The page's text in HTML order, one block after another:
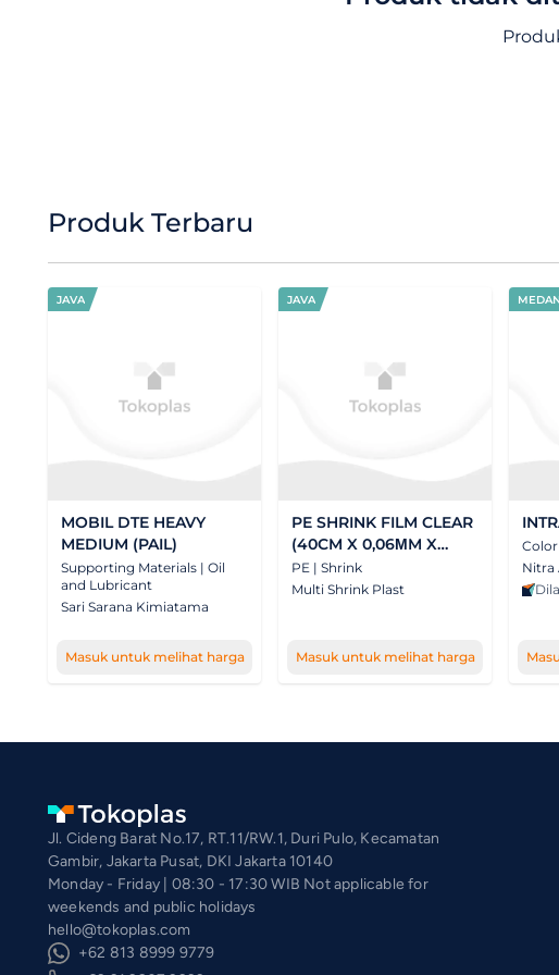
Produk Terbaru
JAVA
MOBIL DTE HEAVY
MEDIUM (PAIL)
Supporting Materials | Oil
and Lubricant
Sari Sarana Kimiatama
Masuk untuk melihat harga
JAVA
PE SHRINK FILM CLEAR
(40CM X 0,06ΜM X
500M)
PE | Shrink
Multi Shrink Plast
Masuk untuk melihat harga
Nitra
Jl. Cideng Barat No.17, RT.11/RW.1, Duri Pulo, Kecamatan
Gambir, Jakarta Pusat, DKI Jakarta 10140
Monday - Friday | 08:30 - 17:30 WIB Not applicable for
weekends and public holidays
hello@tokoplas.com
+62 813 8999 9779